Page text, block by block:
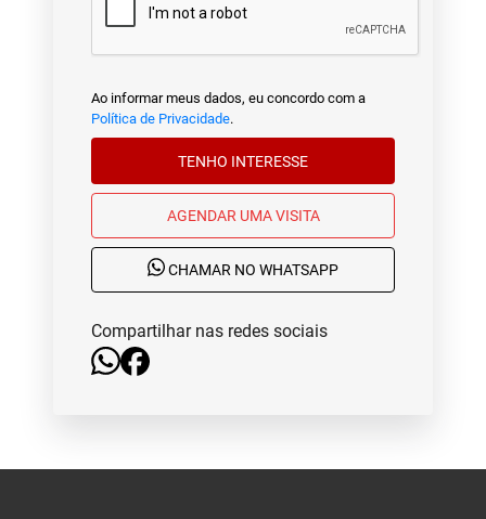
Ao informar meus dados, eu concordo com a
Política de Privacidade.
TENHO INTERESSE
AGENDAR UMA VISITA
CHAMAR NO WHATSAPP
Compartilhar nas redes sociais